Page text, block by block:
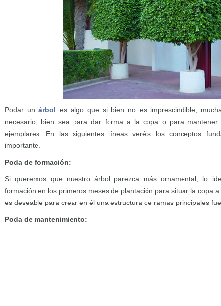
Podar unárbol es algo que si bien no es imprescindible,
necesario, bien sea para dar forma a la copa o para
ejemplares. En las siguientes líneas veréis los conceptos
importante.
Poda de formación:
Si queremos que nuestro árbol parezca más ornamental, lo
formación en los primeros meses de plantación para situar la copa
es deseable para crear en él una estructura de ramas principales
Poda de mantenimiento: